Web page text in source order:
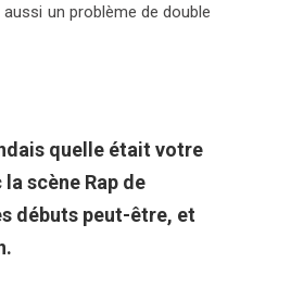
un problème de double
quelle était votre
scène Rap de
débuts peut-être, et